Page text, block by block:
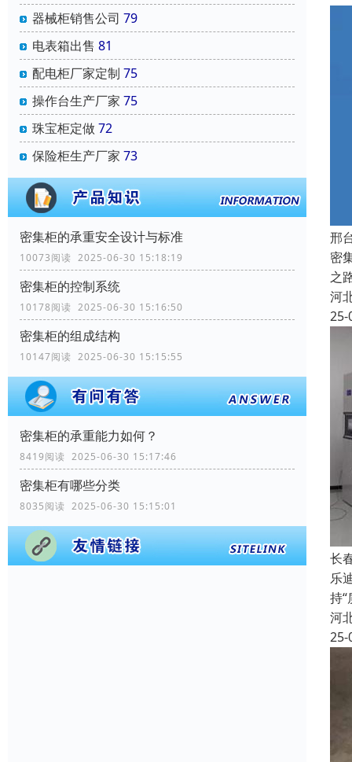
器械柜销售公司 79
电表箱出售 81
配电柜厂家定制 75
操作台生产厂家 75
珠宝柜定做72
保险柜生产厂家 73
密集柜的承重安全设计与标准
10073阅读 2025-06-30 15:18:19
密集柜的控制系统
10178阅读 2025-06-30 15:16:50
密集柜的组成结构
10147阅读 2025-06-30 15:15:55
密集柜的承重能力如何？
8419阅读 2025-06-30 15:17:46
密集柜有哪些分类
8035阅读 2025-06-30 15:15:01
邢
密
之
河
25-
长
乐
持
河
25-